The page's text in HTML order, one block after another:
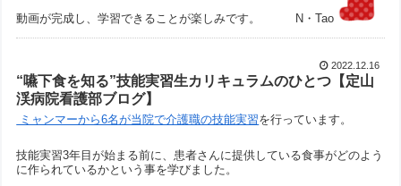
動画が完成し、学習できることが楽しみです。 N・Tao
2022.12.16
“嚥下食を知る”技能実習生カリキュラムのひとつ【定山
渓病院看護部ブログ】
ミャンマーから6名が当院で介護職の技能実習を行っています。
技能実習3年目が始まる前に、患者さんに提供している食事がどのよう
に作られているかという事を学びました。